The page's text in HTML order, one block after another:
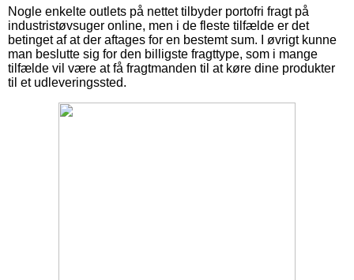
Nogle enkelte outlets på nettet tilbyder portofri fragt på
industristøvsuger online, men i de fleste tilfælde er det
betinget af at der aftages for en bestemt sum. I øvrigt kunne
man beslutte sig for den billigste fragttype, som i mange
tilfælde vil være at få fragtmanden til at køre dine produkter
til et udleveringssted.